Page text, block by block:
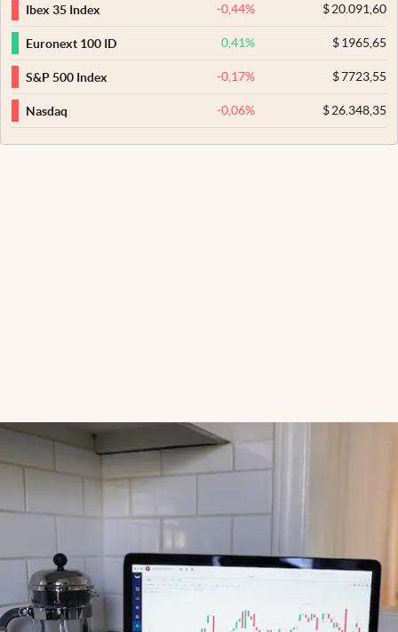
Ibex 35 Index
-0,44% $20.091,60
Euronext 100 ID 0,41% $1965,65
S&P 500 Index -0,17% $7723,55
Nasdaq -0,06% $26.348,35